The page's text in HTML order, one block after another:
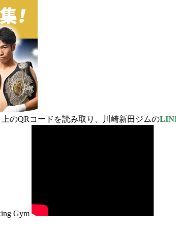
のQRコードを読み取り、川崎新田ジムの
Gym